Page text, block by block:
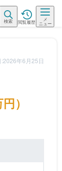
検索 閲覧履歴
メ
ニュー
:2026年6月25日
）